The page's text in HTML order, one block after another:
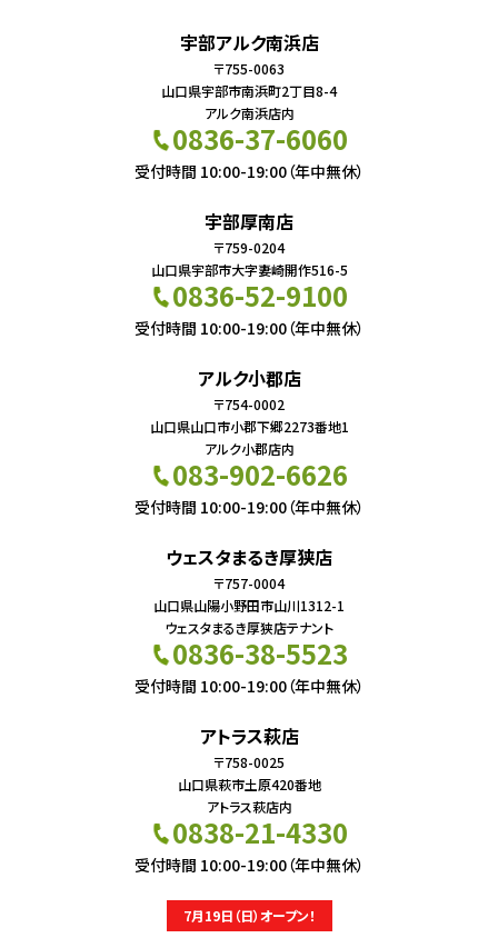
宇部アルク南浜店
〒755-0063
山口県宇部市南浜町2丁目8-4
アルク南浜店内
0836-37-6060
受付時間 10:00-19:00（年中無休）
宇部厚南店
〒759-0204
山口県宇部市大字妻崎開作516-5
0836-52-9100
受付時間 10:00-19:00（年中無休）
アルク小郡店
〒754-0002
山口県山口市小郡下郷2273番地1
アルク小郡店内
083-902-6626
受付時間 10:00-19:00（年中無休）
ウェスタまるき厚狭店
〒757-0004
山口県山陽小野田市山川1312-1
ウェスタまるき厚狭店テナント
0836-38-5523
受付時間 10:00-19:00（年中無休）
アトラス萩店
〒758-0025
山口県萩市土原420番地
アトラス萩店内
0838-21-4330
受付時間 10:00-19:00（年中無休）
7月19日（日）オープン！